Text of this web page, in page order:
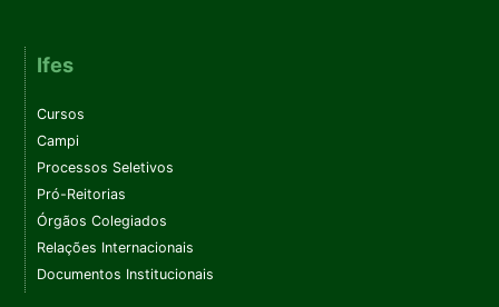
Ifes
Cursos
Campi
Processos Seletivos
Pró-Reitorias
Órgãos Colegiados
Relações Internacionais
Documentos Institucionais